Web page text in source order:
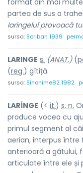
format din maĭ
partea de sus a
laringeluĭ provoacă
sursa: Scriban 1939
LARINGE s. (ANAT.)(
(reg.) gîtiță.
sursa: Sinonime82 1982
LARÍNGE (< it.) s. n.
produce vocea cu
primul segment al
aerian, interpus între
anterioară a gâtului,
articulate între ele și